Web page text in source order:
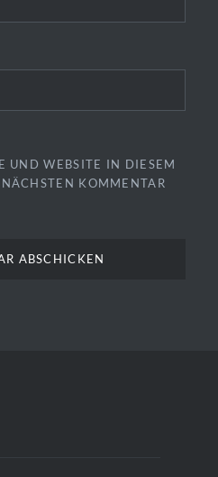
UND WEBSITE IN DIESEM
KOMMENTAR